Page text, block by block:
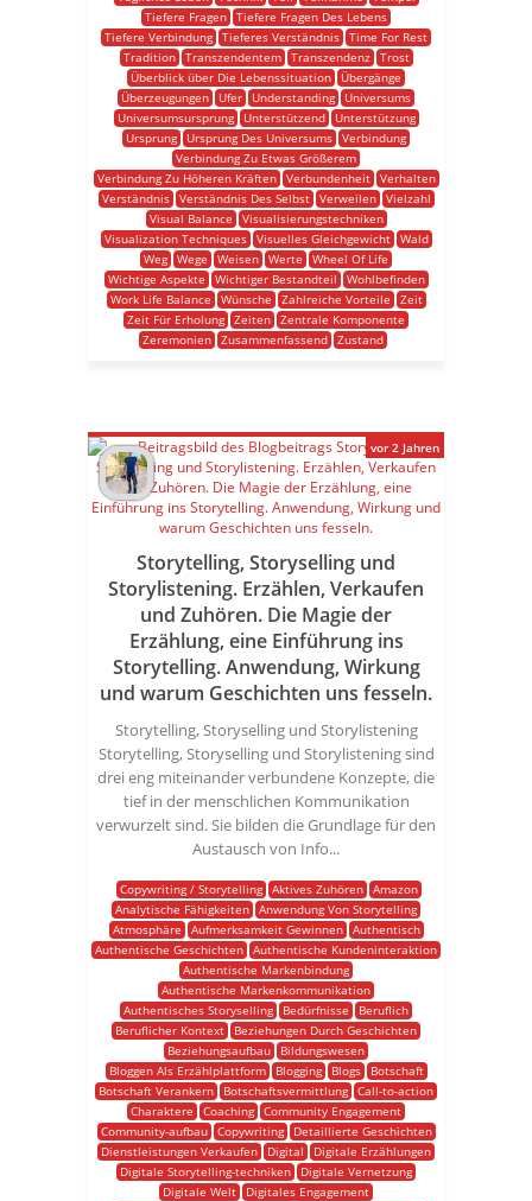
Tiefere Fragen Tiefere Fragen Des Lebens
Tiefere Verbindung Tieferes Verständnis Time For Rest
Tradition
Transzendentem Transzendenz
Trost
Überblick über Die Lebenssituation
Übergänge
Überzeugungen
Ufer Understanding
Universums
Universumsursprung
Unterstützend
Unterstützung
Ursprung
Ursprung Des Universums Verbindung
Verbindung Zu Etwas Größerem
Verbindung Zu Höheren Kräften
Verbundenheit
Verhalten
Verständnis
Verständnis Des Selbst Verweilen
Vielzahl
Visual Balance
Visualisierungstechniken
Visualization Techniques
Visuelles Gleichgewicht
Wald
Weg Wege Weisen Werte
Wheel Of Life
Wichtige Aspekte
Wichtiger Bestandteil
Wohlbefinden
Work Life Balance
Wünsche Zahlreiche Vorteile
Zeit
Zeit Für Erholung Zeiten Zentrale Komponente
Zeremonien Zusammenfassend Zustand
Storytelling, Storyselling und
Storylistening. Erzählen, Verkaufen
und Zuhören. Die Magie der
Erzählung, eine Einführung ins
Storytelling. Anwendung, Wirkung
und warum Geschichten uns fesseln.
Storytelling, Storyselling und Storylistening
Storytelling, Storyselling und Storylistening sind
drei eng miteinander verbundene Konzepte, die
tief in der menschlichen Kommunikation
verwurzelt sind. Sie bilden die Grundlage für den
Austausch von Info...
Copywriting / Storytelling Aktives Zuhören Amazon
Analytische Fähigkeiten Anwendung Von Storytelling
Atmosphäre
Aufmerksamkeit Gewinnen
Authentisch
Authentische Geschichten Authentische Kundeninteraktion
Authentische Markenbindung
Authentische Markenkommunikation
Authentisches Storyselling
Bedürfnisse
Beruflich
Beruflicher Kontext
Beziehungen Durch Geschichten
Beziehungsaufbau
Bildungswesen
Bloggen Als Erzählplattform
Blogging Blogs
Botschaft
Botschaft Verankern
Botschaftsvermittlung Call-to-action
Charaktere
Coaching Community Engagement
Community-aufbau
Copywriting
Detaillierte Geschichten
Dienstleistungen Verkaufen
Digital
Digitale Erzählungen
Digitale Storytelling-techniken
Digitale Vernetzung
Digitale Welt
Digitales Engagement
vor 2 Jahren